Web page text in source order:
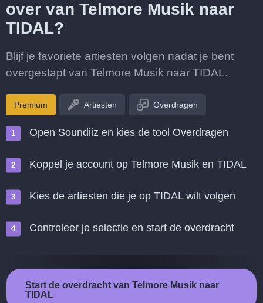
over van Telmore Musik naar
TIDAL?
Blijf je favoriete artiesten volgen nadat je bent
overgestapt van Telmore Musik naar TIDAL.
Premium Artiesten Overdragen
Open Soundiiz en kies de tool Overdragen
Koppel je account op Telmore Musik en TIDAL
Kies de artiesten die je op TIDAL wilt volgen
Controleer je selectie en start de overdracht
Start de overdracht van Telmore Musik naar
TIDAL